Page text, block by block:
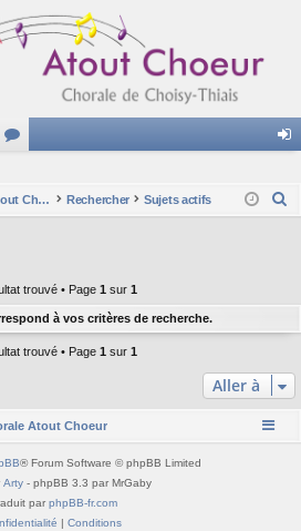
u ne
Chorale Atout Choeur Rechercher Sujets actifs
e
trouvé • Page 1 sur 1
à vos critères de recherche.
trouvé • Page 1 sur 1
Aller à
Atout Choeur
® Forum Software © phpBB Limited
Arty - phpBB 3.3 par MrGaby
par phpBB-fr.com
| Conditions